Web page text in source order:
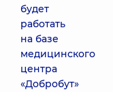
будет
работать
на базе
медицинского
центра
«Добробут»